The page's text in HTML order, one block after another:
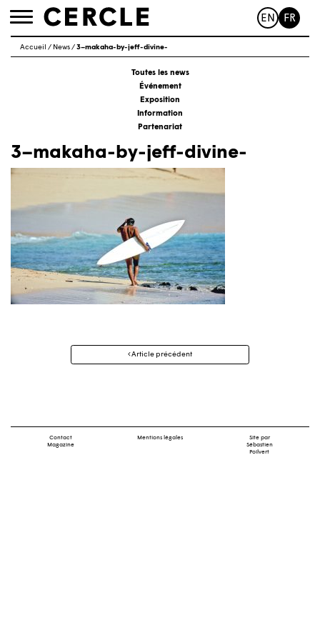
Toggle
EN FR
Accueil / News/3–makaha-by-jeff-divine-
Toutes les news
Événement
Exposition
Information
Partenariat
3–makaha-by-jeff-divine-
Navigation
Article précédent
Contact
Magazine
Mentions légales
Site par
Sébastien
Poilvert